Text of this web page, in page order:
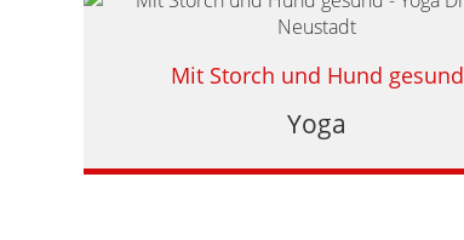
Mit Storch und Hund gesund
Yoga